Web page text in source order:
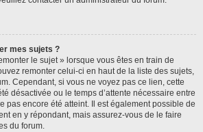
mes sujets ?
le sujet » lorsque vous êtes en train de
remonter celui-ci en haut de la liste des sujets,
Cependant, si vous ne voyez pas ce lien, cette
désactivée ou le temps d’attente nécessaire entre
pas encore été atteint. Il est également possible de
en y répondant, mais assurez-vous de le faire
du forum.